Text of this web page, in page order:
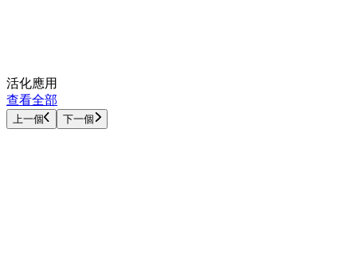
活化應用
查看全部
上一個 下一個